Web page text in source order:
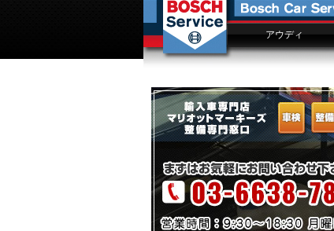
アウディ